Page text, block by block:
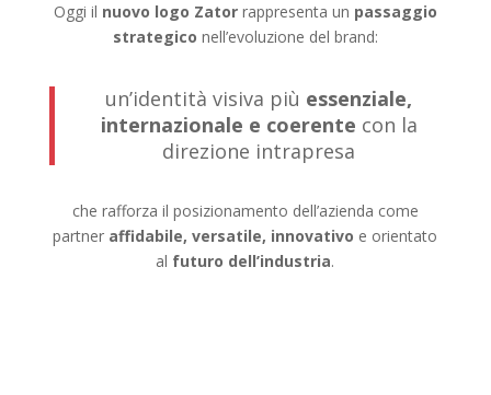
Oggi il nuovo logo Zatorrappresenta un passaggio
strategico nell’evoluzione del brand:
un’identità visiva più essenziale,
internazionale e coerente con la
direzione intrapresa
che rafforza il posizionamento dell’azienda come
partner affidabile, versatile, innovativo e orientato
al futuro dell’industria.